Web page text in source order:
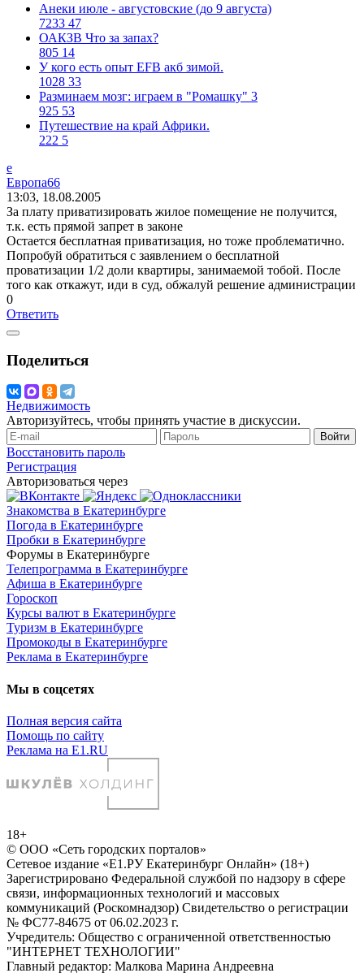
Анеки июле - августовские (до 9 августа)
7233 47
ОАКЗВ Что за запах?
805 14
У кого есть опыт EFB акб зимой.
1028 33
Разминаем мозг: играем в "Ромашку" 3
925 53
Путешествие на край Африки.
222 5
е
Европа66
13:03, 18.08.2005
За плату приватизировать жилое помещение не получится,
т.к. есть прямой запрет в законе
Остается бесплатная приватизация, но тоже проблематично.
Попробуй обратиться с заявлением о бесплатной
проватизации 1/2 доли квартиры, занимаемой тобой. После
того как откажут, иди в суд, обжалуй решение администрации
0
Ответить
Поделиться
Недвижимость
Авторизуйтесь, чтобы принять участие в дискуссии.
Войти
Восстановить пароль
Регистрация
Авторизоваться через
Знакомства в Екатеринбурге
Погода в Екатеринбурге
Пробки в Екатеринбурге
Форумы в Екатеринбурге
Телепрограмма в Екатеринбурге
Афиша в Екатеринбурге
Гороскоп
Курсы валют в Екатеринбурге
Туризм в Екатеринбурге
Промокоды в Екатеринбурге
Реклама в Екатеринбурге
Мы в соцсетях
Полная версия сайта
Помощь по сайту
Реклама на E1.RU
18+
© ООО «Сеть городских порталов»
Сетевое издание «Е1.РУ Екатеринбург Онлайн» (18+)
Зарегистрировано Федеральной службой по надзору в сфере
связи, информационных технологий и массовых
коммуникаций (Роскомнадзор) Свидетельство о регистрации
№ ФС77-84675 от 06.02.2023 г.
Учредитель: Общество с ограниченной ответственностью
"ИНТЕРНЕТ ТЕХНОЛОГИИ"
Главный редактор: Малкова Марина Андреевна